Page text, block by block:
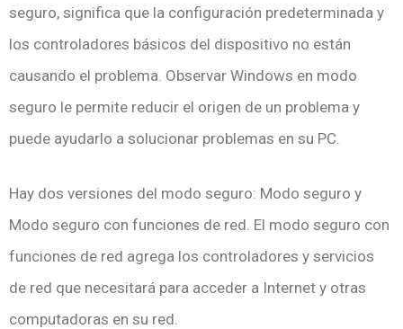
seguro, significa que la configuración predeterminada y
los controladores básicos del dispositivo no están
causando el problema. Observar Windows en modo
seguro le permite reducir el origen de un problema y
puede ayudarlo a solucionar problemas en su PC.
Hay dos versiones del modo seguro: Modo seguro y
Modo seguro con funciones de red. El modo seguro con
funciones de red agrega los controladores y servicios
de red que necesitará para acceder a Internet y otras
computadoras en su red.